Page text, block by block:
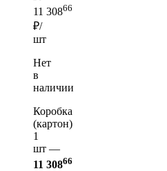
11 30866
₽/
шт
Нет
в
наличии
Коробка
(картон)
1
шт —
11 30866